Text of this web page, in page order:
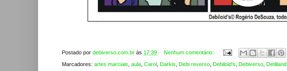
Postado por debiverso.com.br às 17:39 Nenhum comentário:
Marcadores: artes marciais aula Carol Darkis Debi reverso Debiloid's Debiverso Detilland